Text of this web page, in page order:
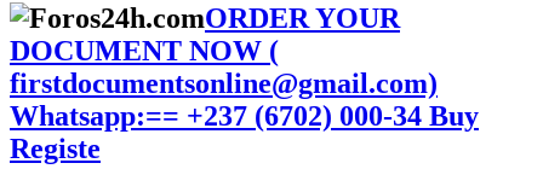
ORDER YOUR
DOCUMENT NOW (
firstdocumentsonline@gmail.com)
Whatsapp:== +237 (6702) 000‑34 Buy
Registe